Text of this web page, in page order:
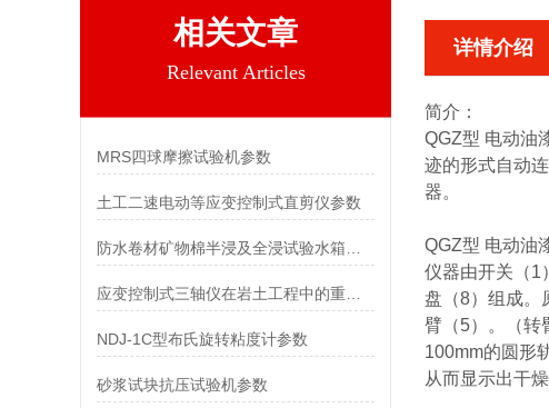
相关文章
Relevant Articles
MRS四球摩擦试验机参数
土工二速电动等应变控制式直剪仪参数
应变控制式三轴仪在岩土工程中的重要性
NDJ-1C型布氏旋转粘度计参数
砂浆试块抗压试验机参数
详情介绍
简介：
QGZ型 电动油
迹的形式自动
器。
QGZ型 电动油
仪器由开关（1
盘（8）组成。
臂（5）。（转
100mm的圆形
从而显示出干